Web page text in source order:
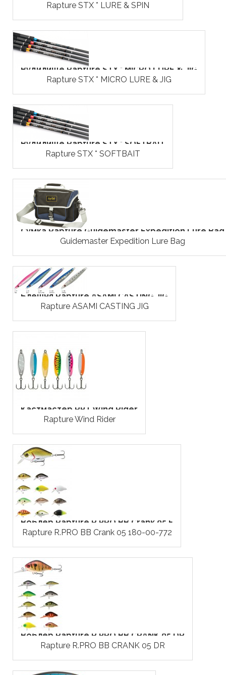
Rapture STX * LURE & SPIN
Вудилище Rapture STX * MICRO LURE & JIG
Rapture STX * MICRO LURE & JIG
Вудилище Rapture STX * SOFTBAIT
Rapture STX * SOFTBAIT
Сумка Rapture Guidemaster Expedition Lure Bag
Guidemaster Expedition Lure Bag
Блешня Rapture ASAMI CASTING JIG
Rapture ASAMI CASTING JIG
Кастмастер RPT Wind Rider
Rapture Wind Rider
Воблер Rapture R.PRO BB Crank 05 F
Rapture R.PRO BB Crank 05 180-00-772
Воблер Rapture R.PRO BB CRANK 05 DR
Rapture R.PRO BB CRANK 05 DR